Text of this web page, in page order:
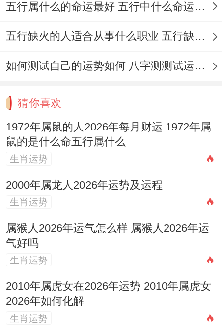
甲子五行:水 十二神:开执位 值神:司命（黄
道吉日）
彭祖百忌：癸不词讼 亥不嫁娶
外东南
喜神:东南 福神:东北 财神:正南 阳贵神:东南
阴贵神：正东
除，安香,出火 拆卸，入宅，移徙 修造,上
梁，安床，栽种，纳畜，会亲友，安机械，
经络。
今日所忌：伐木,谢土、行丧；祭祀，作灶,
司命黄道，宜纳采订盟、开光、出行、入
宅、修造 能量集中于建设合人际合谐,忌祭
五行属什么的命运最好 五行中什么命运势旺盛
五行缺火的人适合从事什么职业 五行缺火的人适合从事的职业有哪些
如何测试自己的运势如何 八字测测试运运程
猜你喜欢
1972年属鼠的人2026年每月财运 1972年属
鼠的是什么命五行属什么
生肖运势
2000年属龙人2026年运势及运程
生肖运势
属猴人2026年运气怎么样 属猴人2026年运
气好吗
生肖运势
2010年属虎女在2026年运势 2010年属虎女
2026年如何化解
生肖运势